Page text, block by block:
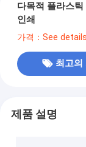
다목적 플라스
인쇄
가격：See details
최고의
제품 설명